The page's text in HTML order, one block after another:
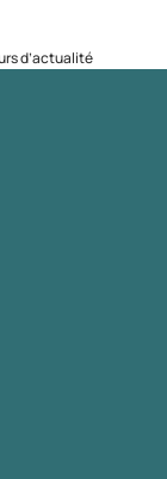
d’actualité